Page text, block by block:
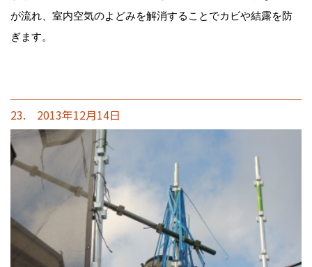
が流れ、室内空気のよどみを解消することでカビや結露を防
ぎます。
23. 2013年12月14日